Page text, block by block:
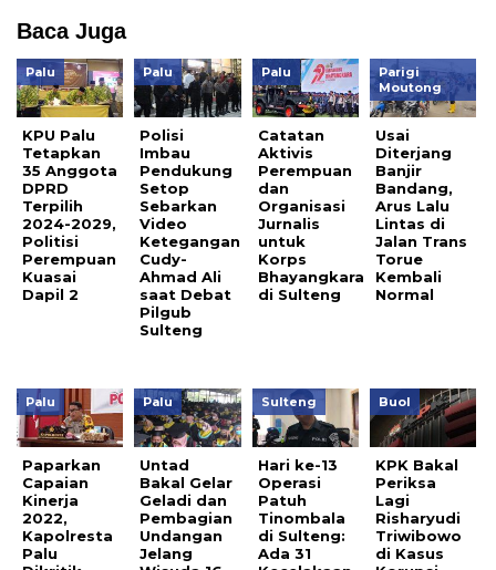
Baca Juga
Palu
KPU Palu
Tetapkan
35 Anggota
DPRD
Terpilih
2024-2029,
Politisi
Perempuan
Kuasai
Dapil 2
Palu
Polisi
Imbau
Pendukung
Setop
Sebarkan
Video
Ketegangan
Cudy-
Ahmad Ali
saat Debat
Pilgub
Sulteng
Palu
Catatan
Aktivis
Perempuan
dan
Organisasi
Jurnalis
untuk
Korps
Bhayangkara
di Sulteng
Parigi
Moutong
Usai
Diterjang
Banjir
Bandang,
Arus Lalu
Lintas di
Jalan Trans
Torue
Kembali
Normal
Palu
Paparkan
Capaian
Kinerja
2022,
Kapolresta
Palu
Palu
Untad
Bakal Gelar
Geladi dan
Pembagian
Undangan
Jelang
Sulteng
Hari ke-13
Operasi
Patuh
Tinombala
di Sulteng:
Ada 31
Buol
KPK Bakal
Periksa
Lagi
Risharyudi
Triwibowo
di Kasus